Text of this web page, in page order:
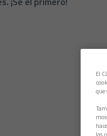
El
que
las